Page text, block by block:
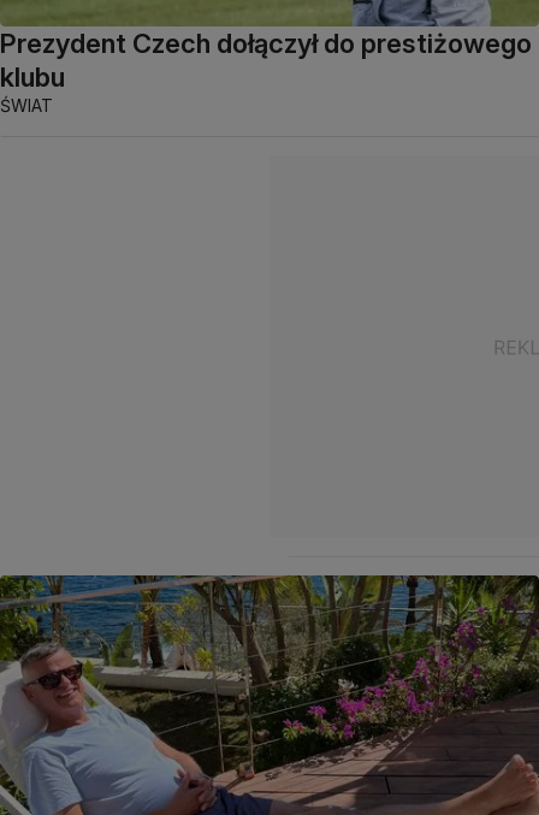
Prezydent Czech dołączył do prestiżowego
klubu
ŚWIAT